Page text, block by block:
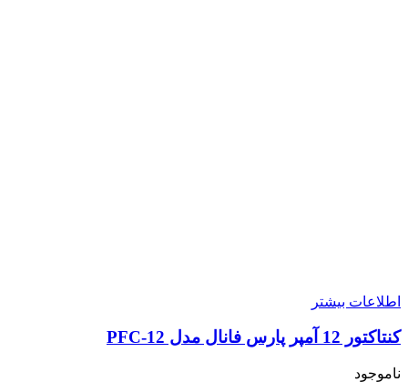
اطلاعات بیشتر
کنتاکتور 12 آمپر پارس فانال مدل PFC-12
ناموجود